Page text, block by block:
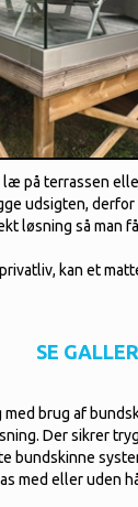
på terrassen
udsigten, derfor
løsning så man
kan et
SE
med brug af
Der sikrer
bundskinne
med eller uden